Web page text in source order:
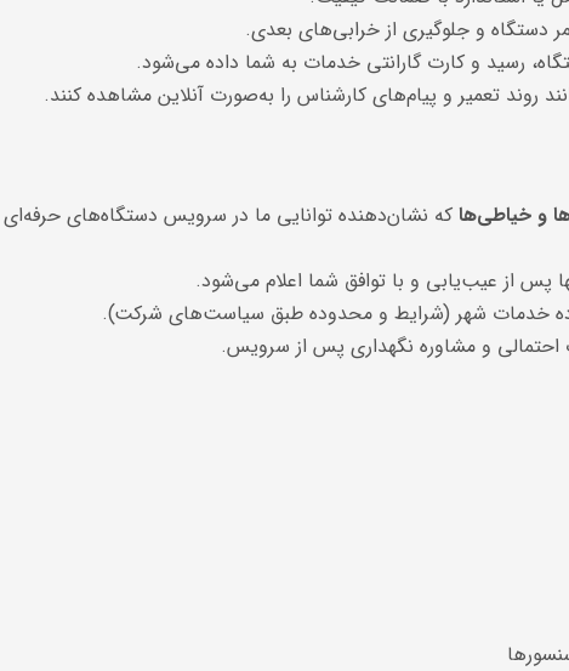
دستگاه و جلوگیری از خرابی‌های بعدی.
رسید و کارت گارانتی خدمات به شما داده می‌شود.
روند تعمیر و پیام‌های کارشناس را به‌صورت آنلاین مشاهده کنند.
و خیاطی‌ها که نشان‌دهنده توانایی ما در سرویس دستگاه‌های حرفه‌ای
پس از عیب‌یابی و با توافق شما اعلام می‌شود.
خدمات شهر (شرایط و محدوده طبق سیاست‌های شرکت).
و مشاوره نگهداری پس از سرویس.